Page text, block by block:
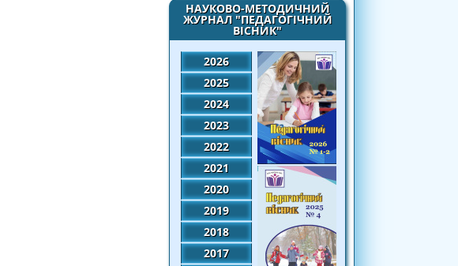
НАУКОВО-МЕТОДИЧНИЙ
ЖУРНАЛ "ПЕДАГОГІЧНИЙ
ВІСНИК"
2026
2025
2024
2023
2022
2021
2020
2019
2018
2017